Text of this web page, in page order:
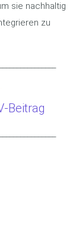
sie nachhaltig
zu
Beitrag